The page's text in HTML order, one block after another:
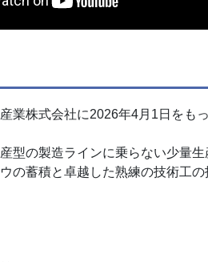
業株式会社に2026年4月1日をも
型の製造ラインに乗らない少量
の蓄積と卓越した熟練の技術工